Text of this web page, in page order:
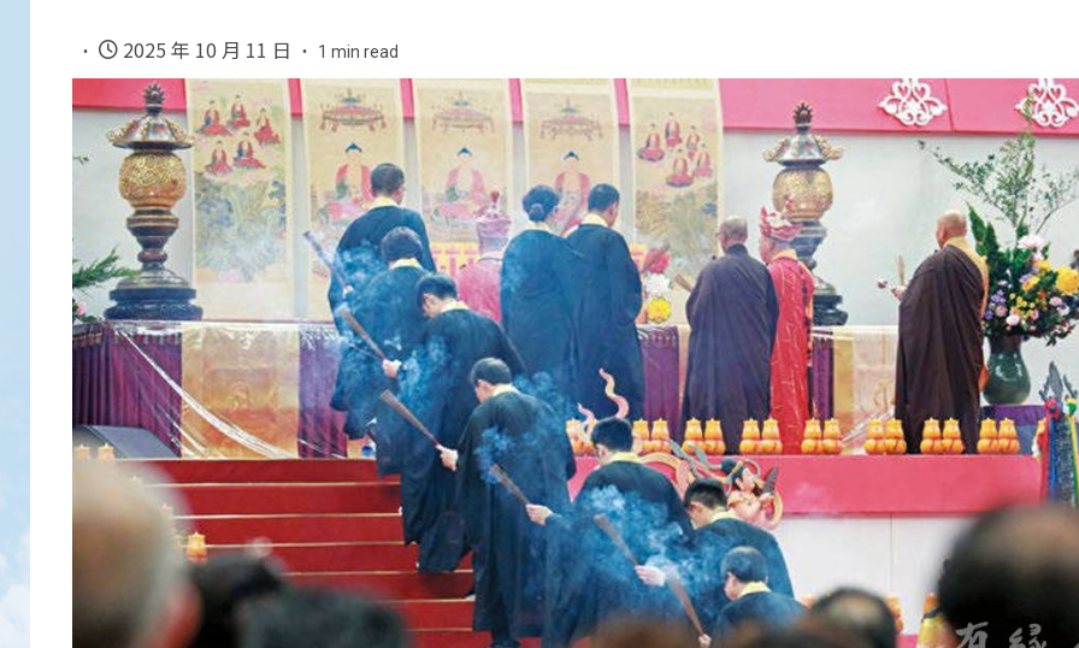
2025 年 10 月 11 日 1 min read